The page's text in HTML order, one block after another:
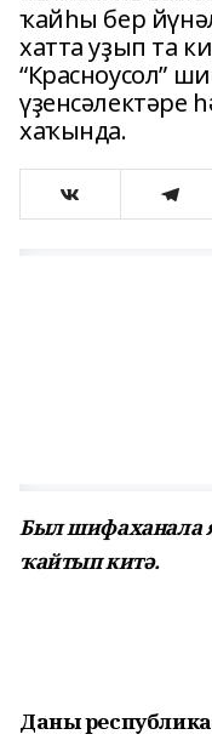
ҡайһы бер
хатта уҙып та
“Красноусол”
үҙенсәлектәре
хаҡында.
Был шифаханала
ҡайтып китә.
Даны